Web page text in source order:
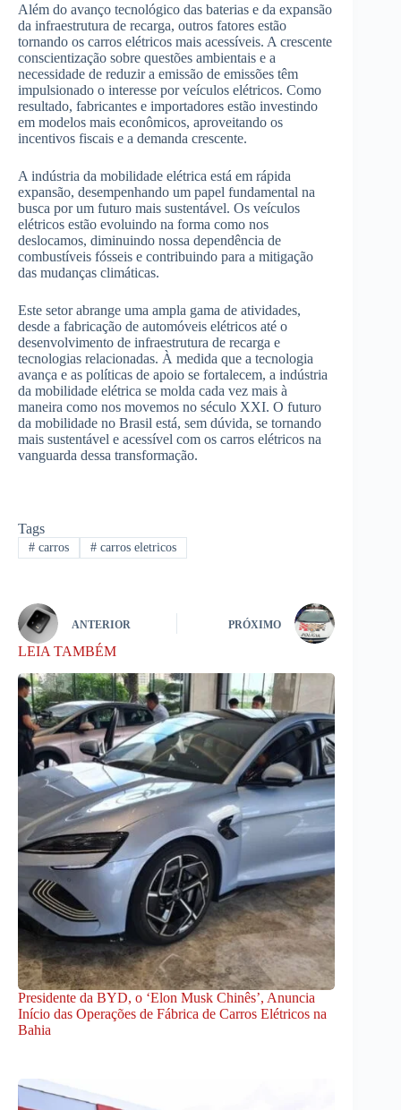
Além do avanço tecnológico das baterias e da expansão
da infraestrutura de recarga, outros fatores estão
tornando os carros elétricos mais acessíveis. A crescente
conscientização sobre questões ambientais e a
necessidade de reduzir a emissão de emissões têm
impulsionado o interesse por veículos elétricos. Como
resultado, fabricantes e importadores estão investindo
em modelos mais econômicos, aproveitando os
incentivos fiscais e a demanda crescente.
A indústria da mobilidade elétrica está em rápida
expansão, desempenhando um papel fundamental na
busca por um futuro mais sustentável. Os veículos
elétricos estão evoluindo na forma como nos
deslocamos, diminuindo nossa dependência de
combustíveis fósseis e contribuindo para a mitigação
das mudanças climáticas.
Este setor abrange uma ampla gama de atividades,
desde a fabricação de automóveis elétricos até o
desenvolvimento de infraestrutura de recarga e
tecnologias relacionadas. À medida que a tecnologia
avança e as políticas de apoio se fortalecem, a indústria
da mobilidade elétrica se molda cada vez mais à
maneira como nos movemos no século XXI. O futuro
da mobilidade no Brasil está, sem dúvida, se tornando
mais sustentável e acessível com os carros elétricos na
vanguarda dessa transformação.
Tags
#carros #carros eletricos
ANTERIOR PRÓXIMO
LEIA TAMBÉM
Presidente da BYD, o ‘Elon Musk Chinês’, Anuncia
Início das Operações de Fábrica de Carros Elétricos na
Bahia